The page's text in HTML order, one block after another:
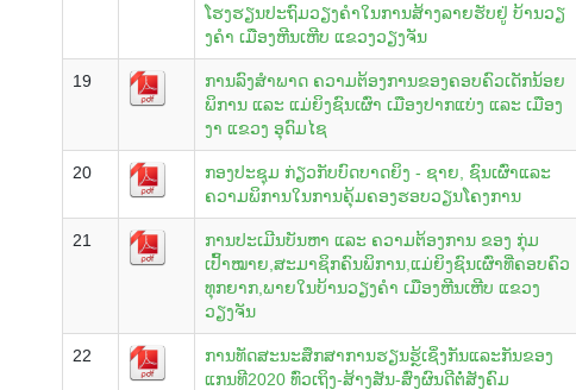
ໂຮງຮຽນປະຖົມວຽງຄຳໃນການສ້າງລາຍຮັບຢູ່ ບ້ານວຽ
ງຄຳ ເມືອງຫີນເຫີບ ແຂວງວຽງຈັນ
19
ການລົງສຳພາດ ຄວາມຕ້ອງການຂອງຄອບຄົວເດັກນ້ອຍ
ພິການ ແລະ ແມ່ຍິງຊົນເຜົ່າ ເມືອງປາກແບ່ງ ແລະ ເມືອງ
ງາ ແຂວງ ອຸດົມໄຊ
20
ກອງປະຊຸມ ກ່ຽວກັບບົດບາດຍິງ - ຊາຍ, ຊົນເຜົ່າແລະ
ຄວາມພິການໃນການຄຸ້ມຄອງຮອບວຽນໂຄງການ
21
ການປະເມີນບັນຫາ ແລະ ຄວາມຕ້ອງການ ຂອງ ກຸ່ມ
ເປົ້າໝາຍ,ສະມາຊິກຄົນພິການ,ແມ່ຍິງຊົນເຜົ່າທີ່ຄອບຄົວ
ທຸກຍາກ,ພາຍໃນບ້ານວຽງຄໍາ ເມືອງຫີນເຫີບ ແຂວງ
ວຽງຈັນ
22
ການທັດສະນະສຶກສາການຮຽນຮຼ້ເຊິ່ງກັນແລະກັນຂອງ
ແກນທີ2020 ທົ່ວເຖິງ-ສ້າງສັນ-ສົ່ງຜົນດີຕໍ່ສັງຄົມ